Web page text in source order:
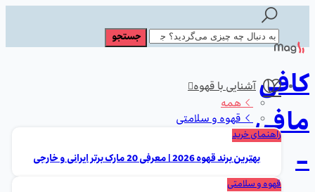
کافی
مافی
-
آشنایی با قهوه
همه
قهوه و سلامتی
راهنمای خرید
بهترین برند قهوه 2026 | معرفی 20 مارک برتر ایرانی و خارجی
قهوه و سلامتی